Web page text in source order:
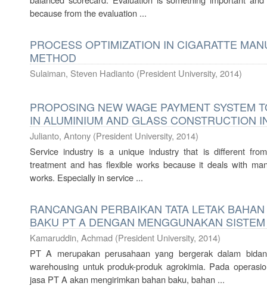
because from the evaluation ...
PROCESS OPTIMIZATION IN CIGARATTE
METHOD
Sulaiman, Steven Hadianto (President University, 2014)
PROPOSING NEW WAGE PAYMENT SYSTEM
IN ALUMINIUM AND GLASS CONSTRUCTION
Julianto, Antony (President University, 2014)
Service industry is a unique industry that is different
treatment and has flexible works because it deals with
works. Especially in service ...
RANCANGAN PERBAIKAN TATA LETAK
BAKU PT A DENGAN MENGGUNAKAN
Kamaruddin, Achmad (President University, 2014)
PT A merupakan perusahaan yang bergerak dalam
warehousing untuk produk-produk agrokimia. Pada
jasa PT A akan mengirimkan bahan baku, bahan ...